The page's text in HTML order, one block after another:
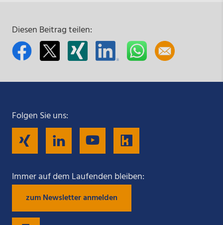
Diesen Beitrag teilen:
Folgen Sie uns:
Folgen
Sie
uns
Folgen
Sie
uns
Folgen
Sie
uns
Sie
Immer auf dem Laufenden bleiben:
zum Newsletter anmelden